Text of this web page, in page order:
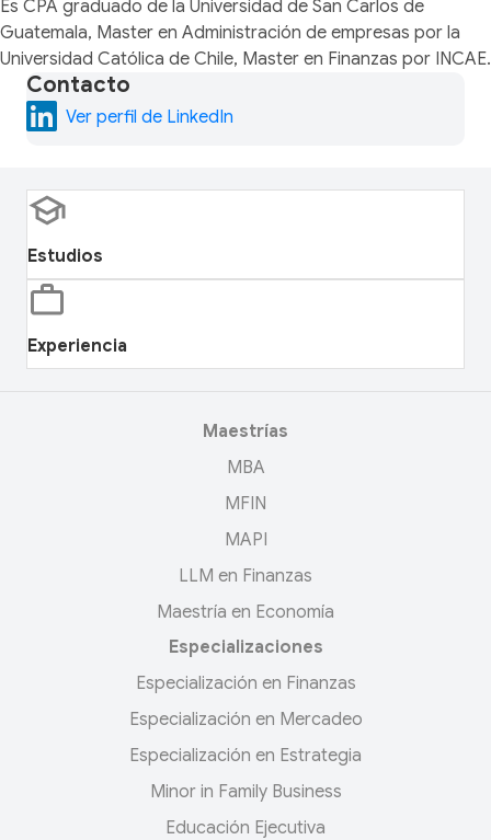
Es CPA graduado de la Universidad de San Carlos de
Guatemala, Master en Administración de empresas por la
Universidad Católica de Chile, Master en Finanzas por INCAE.
Contacto
Ver perfil de LinkedIn
Estudios
Experiencia
Maestrías
MBA
MFIN
MAPI
LLM en Finanzas
Maestría en Economía
Especializaciones
Especialización en Finanzas
Especialización en Mercadeo
Especialización en Estrategia
Minor in Family Business
Educación Ejecutiva